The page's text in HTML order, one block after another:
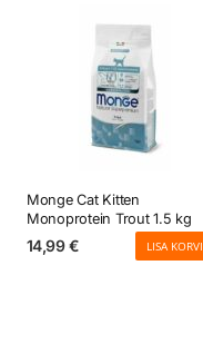
Monge Cat Kitten
Monoprotein Trout 1.5 kg
14,99€ LISA KORVI